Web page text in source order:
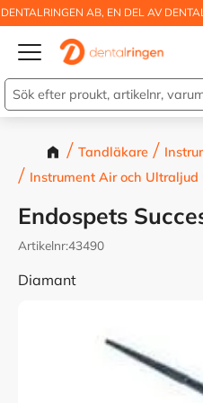
DENTALRINGEN AB, EN DEL AV
Tandläkare
Instrument Air och Ultraljud
Endospets
Artikelnr43490
Diamant